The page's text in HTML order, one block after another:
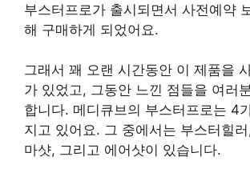
부스터프로가 출시되면서 사전예약
해 구매하게 되었어요.
그래서 꽤 오랜 시간동안 이 제품을
가 있었고, 그동안 느낀 점들을 여러
합니다. 메디큐브의 부스터프로는 4
지고 있어요. 그 중에서는 부스터힐
마샷, 그리고 에어샷이 있습니다.